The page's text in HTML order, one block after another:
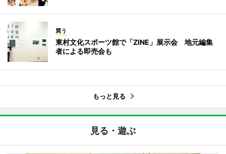
買う
東村文化スポーツ館で「ZINE」展示会 地元編集
者による即売会も
もっと見る
見る・遊ぶ